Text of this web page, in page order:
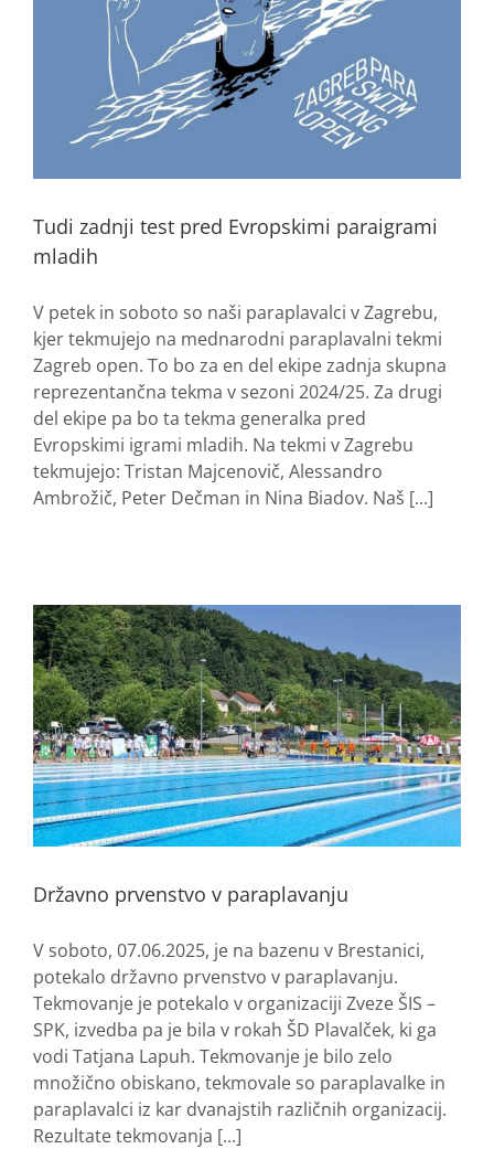
Tudi zadnji test pred Evropskimi paraigrami
mladih
V petek in soboto so naši paraplavalci v Zagrebu,
kjer tekmujejo na mednarodni paraplavalni tekmi
Zagreb open. To bo za en del ekipe zadnja skupna
reprezentančna tekma v sezoni 2024/25. Za drugi
del ekipe pa bo ta tekma generalka pred
Evropskimi igrami mladih. Na tekmi v Zagrebu
tekmujejo: Tristan Majcenovič, Alessandro
Ambrožič, Peter Dečman in Nina Biadov. Naš [...]
Državno prvenstvo v paraplavanju
V soboto, 07.06.2025, je na bazenu v Brestanici,
potekalo državno prvenstvo v paraplavanju.
Tekmovanje je potekalo v organizaciji Zveze ŠIS –
SPK, izvedba pa je bila v rokah ŠD Plavalček, ki ga
vodi Tatjana Lapuh. Tekmovanje je bilo zelo
množično obiskano, tekmovale so paraplavalke in
paraplavalci iz kar dvanajstih različnih organizacij.
Rezultate tekmovanja [...]